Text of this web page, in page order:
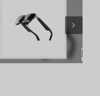
Metaverse:
โอกาสทองที่
คุณเตรียมตัว